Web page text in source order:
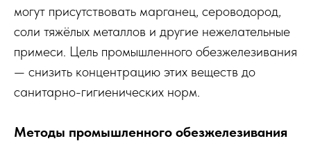
могут присутствовать марганец, сероводород,
соли тяжёлых металлов и другие нежелательные
примеси. Цель промышленного обезжелезивания
— снизить концентрацию этих веществ до
санитарно-гигиенических норм.
Методы промышленного обезжелезивания